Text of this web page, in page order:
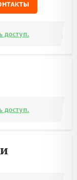
доступ.
доступ.